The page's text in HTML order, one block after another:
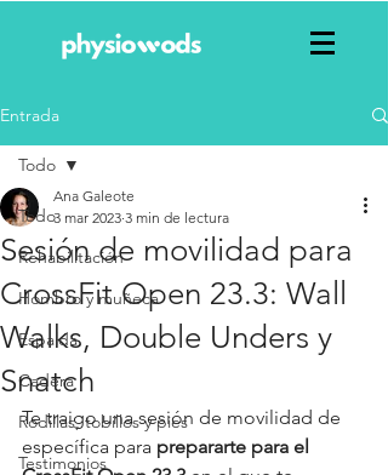
Entrada
Todo
Rehabilitación
Hombro y muñeca
Espalda
Cadera
Rodillas, tobillos y pies
Testimonios
Todo
Sesión de movilidad para
CrossFit Open 23.3: Wall
Walks, Double Unders y
Snatch
Ana Galeote
3 mar 2023 3 min de lectura
Te traigo una sesión de movilidad de
específica para prepararte para el